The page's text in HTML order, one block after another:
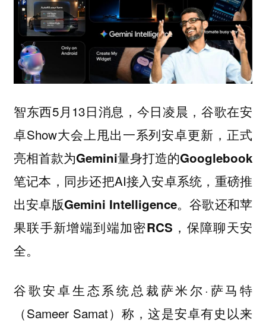
智东西5月13日消息，今日凌晨，谷歌在安
卓Show大会上甩出一系列安卓更新，正式
亮相首款为Gemini量身打造的Googlebook
笔记本 ，同步还把AI接入安卓系统，重磅推
出安卓版Gemini Intelligence。谷歌还和苹
果联手新增端到端加密RCS ，保障聊天安
全。
谷歌安卓生态系统总裁萨米尔·萨马特
（Sameer Samat）称，这是安卓有史以来